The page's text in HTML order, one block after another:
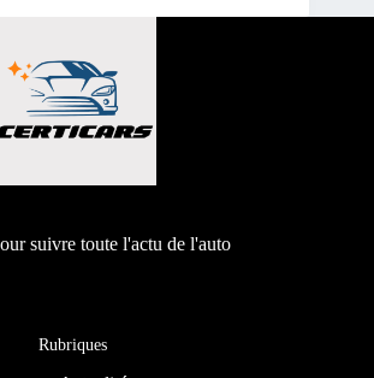
suivre toute l'actu de l'auto
Rubriques